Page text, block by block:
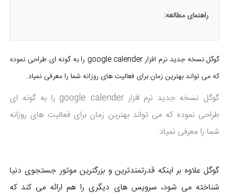
راهنمای مطالعه:
گوگل نسخه جدید نرم افزار google calender را به گونه ای طراحی نموده
که می تواند بهترین زمان برای فعالیت های روزانه شما را معرفی نمیاد.
گوگل نسخه جدید نرم افزار google calender را به گونه ای
طراحی نموده که می تواند بهترین زمان برای فعالیت های روزانه
شما را معرفی نمیاد.
گوگل علاوه بر اینکه قدرتمندترین و بزرگترین موتور جستجوی دنیا
شناخته می شود، سرویس های دیگری را هم ارائه می کند که